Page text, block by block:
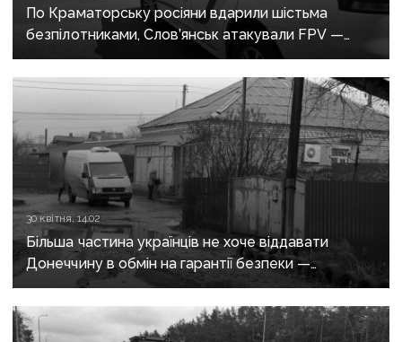
По Краматорську росіяни вдарили шістьма
безпілотниками, Слов’янськ атакували FPV —
росіяни не припиняють обстріли Донеччини
30 квітня, 14:02
Більша частина українців не хоче віддавати
Донеччину в обмін на гарантії безпеки —
опитування КМІС